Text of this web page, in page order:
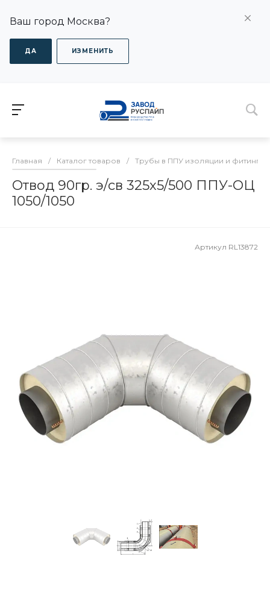
Ваш город Москва?
ДА ИЗМЕНИТЬ
Главная / Каталог товаров / Трубы в ППУ изоляции и фитинги
Отвод 90гр. э/св 325х5/500 ППУ-ОЦ
1050/1050
Артикул RL13872